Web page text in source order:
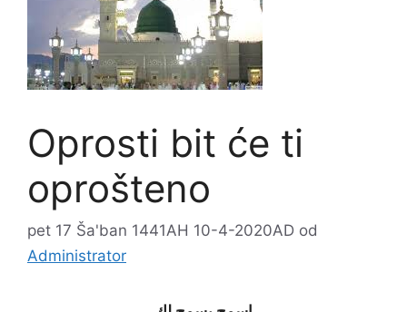
Oprosti bit će ti
oprošteno
pet 17 Ša'ban 1441AH 10-4-2020AD od
Administrator